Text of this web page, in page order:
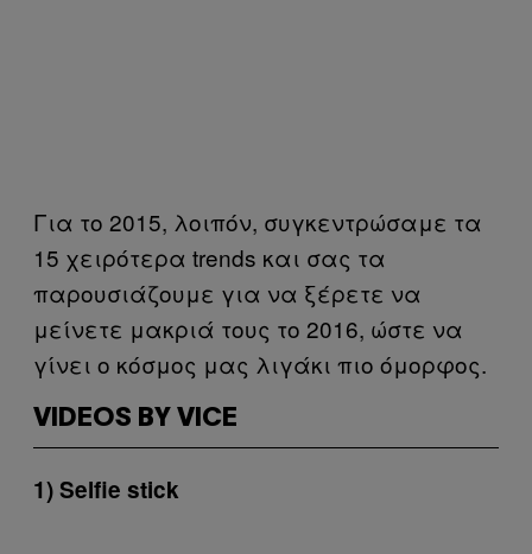
Για το 2015, λοιπόν, συγκεντρώσαμε τα
15 χειρότερα trends και σας τα
παρουσιάζουμε για να ξέρετε να
μείνετε μακριά τους το 2016, ώστε να
γίνει ο κόσμος μας λιγάκι πιο όμορφος.
VIDEOS BY VICE
1) Selfie stick